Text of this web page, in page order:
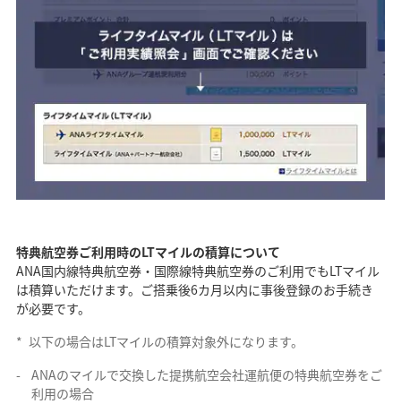
特典航空券ご利用時のLTマイルの積算について
ANA国内線特典航空券・国際線特典航空券のご利用でもLTマイル
は積算いただけます。ご搭乗後6カ月以内に事後登録のお手続き
が必要です。
* 以下の場合はLTマイルの積算対象外になります。
ANAのマイルで交換した提携航空会社運航便の特典航空券をご
利用の場合